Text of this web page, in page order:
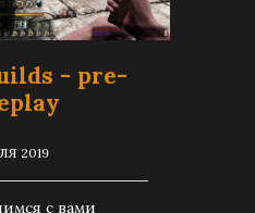
- pre-
2019
с вами